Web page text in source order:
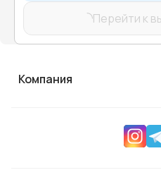
Перейти к
Компания